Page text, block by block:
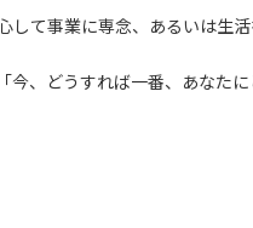
て事業に専念、あるいは生
、どうすれば一番、あなた